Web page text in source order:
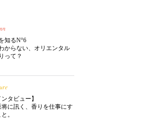
知るN°6
からない、オリエンタル
って？
ンタビュー】
将に訊く、香りを仕事にす
。